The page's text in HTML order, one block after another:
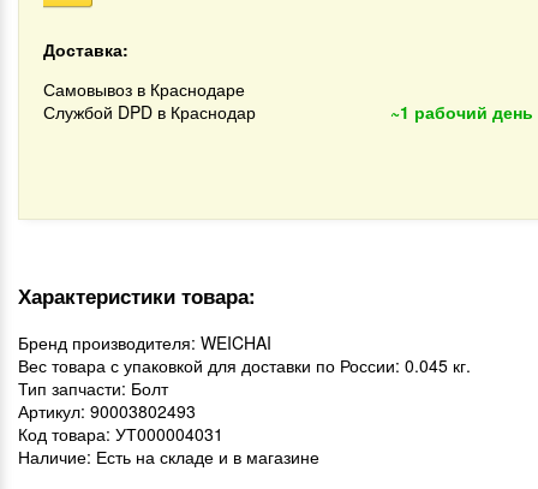
Доставка:
Самовывоз в Краснодаре
Службой DPD в Краснодар
~1 рабочий день
Характеристики товара:
Бренд производителя: WEICHAI
Вес товара с упаковкой для доставки по России: 0.045 кг.
Тип запчасти: Болт
Артикул: 90003802493
Код товара: УТ000004031
Наличие: Есть на складе и в магазине